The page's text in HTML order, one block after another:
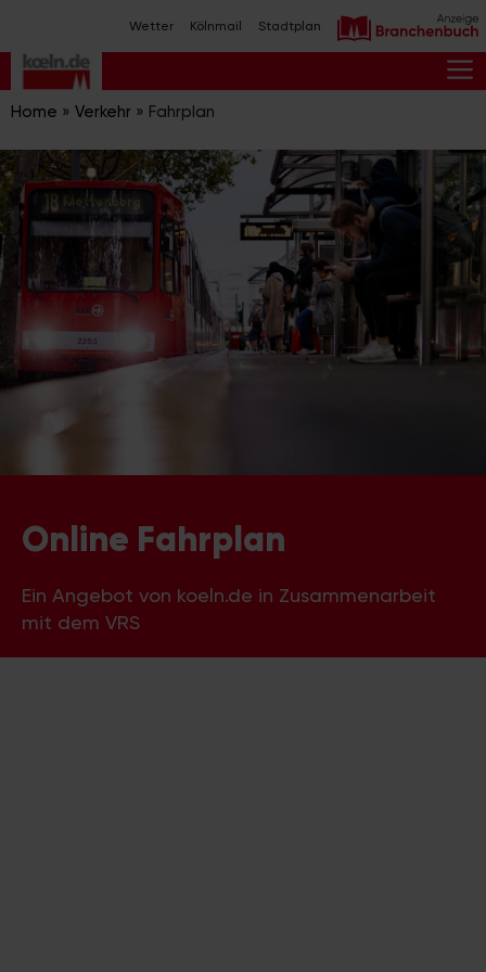
Inhalt
springen
Wetter Kölnmail Stadtplan
Home » Verkehr » Fahrplan
Online Fahrplan
Ein Angebot von koeln.de in Zusammenarbeit
mit dem VRS